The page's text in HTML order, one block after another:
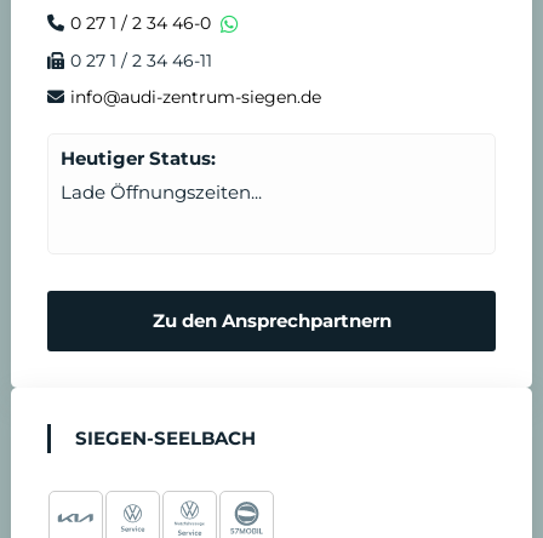
0 27 1 / 2 34 46-0
0 27 1 / 2 34 46-11
info@audi-zentrum-siegen.de
Heutiger Status:
Lade Öffnungszeiten...
Zu den Ansprechpartnern
SIEGEN-SEELBACH